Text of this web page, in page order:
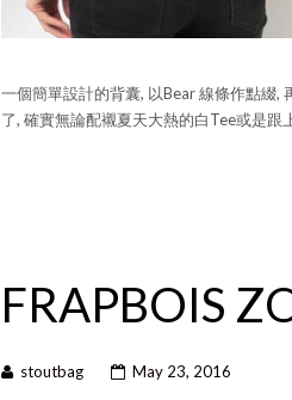
一個簡單設計的背囊, 以Bear 線條作點綴,
了, 確實無論配襯夏天大熱的白Tee或是跟
FRAPBOIS
stoutbag May 23, 2016